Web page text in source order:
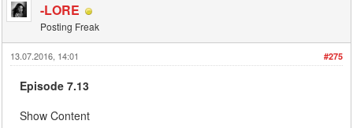
-LORE
Posting Freak
#275
13.07.2016, 14:01
Episode 7.13
Show Content